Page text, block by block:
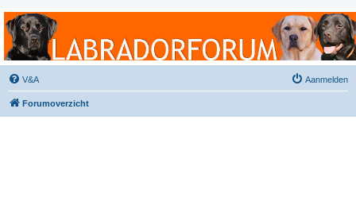
Labradorforum
Het gezelligste Labradorforum van Nederland en België!
V&A Aanmelden
Forumoverzicht